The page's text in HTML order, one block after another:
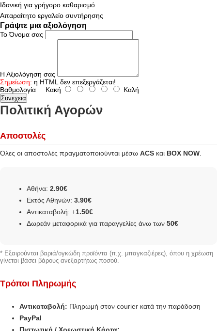
Ιδανική για γρήγορο καθαρισμό
Απαραίτητο εργαλείο συντήρησης
Γράψτε μια αξιολόγηση
Το Όνομα σας
Η Αξιολόγηση σας
Σημείωση: η HTML δεν επεξεργάζεται!
Βαθμολογία Κακή Καλή
Συνεχεια
Πολιτική Αγορών
Αποστολές
Όλες οι αποστολές πραγματοποιούνται μέσω ACS και BOX NOW
Αθήνα: 2.90€
Εκτός Αθηνών: 3.90€
Αντικαταβολή: +1.50€
Δωρεάν μεταφορικά για παραγγελίες άνω των 50€
* Εξαιρούνται βαριά/ογκώδη προϊόντα (π.χ. μπαγκαζιέρες), όπου η χρέωση
γίνεται βάσει βάρους ανεξαρτήτως ποσού.
Τρόποι Πληρωμής
Αντικαταβολή: Πληρωμή στον courier κατά την παράδοση
PayPal
Πιστωτική / Χρεωστική Κάρτα: